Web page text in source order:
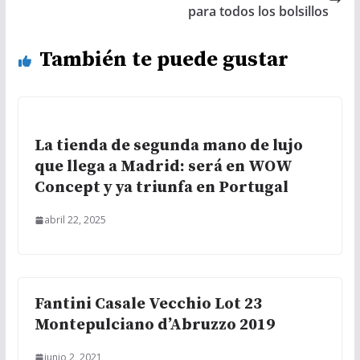
para todos los bolsillos
También te puede gustar
La tienda de segunda mano de lujo
que llega a Madrid: será en WOW
Concept y ya triunfa en Portugal
abril 22, 2025
Fantini Casale Vecchio Lot 23
Montepulciano d’Abruzzo 2019
junio 2, 2021